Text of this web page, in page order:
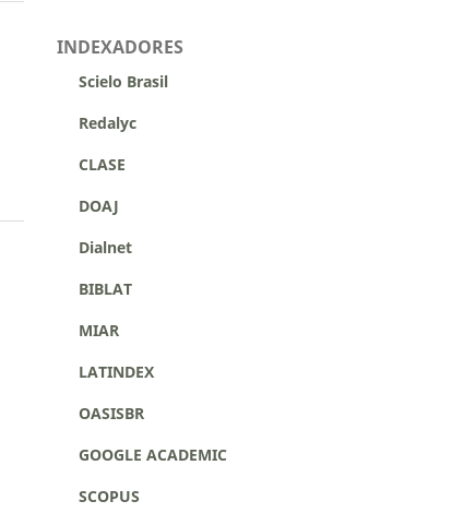
INDEXADORES
Scielo Brasil
Redalyc
CLASE
DOAJ
Dialnet
BIBLAT
MIAR
LATINDEX
OASISBR
GOOGLE ACADEMIC
SCOPUS